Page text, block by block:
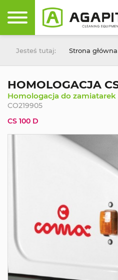
Jesteś tutaj: Strona główna
HOMOLOGACJA
Homologacja do zamiatarek
CO219905
CS 100 D